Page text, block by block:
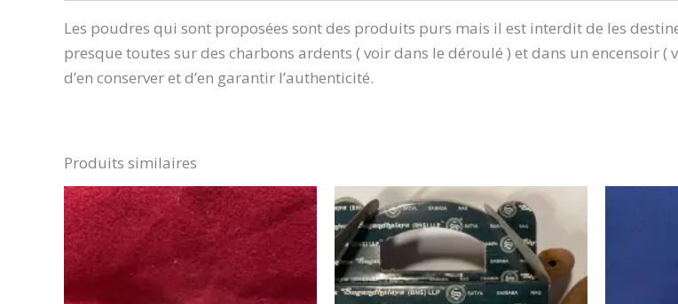
Les poudres qui sont proposées sont des produits purs mais il est interdit de les
presque toutes sur des charbons ardents ( voir dans le déroulé ) et dans un encensoir
d’en conserver et d’en garantir l’authenticité.
Produits similaires